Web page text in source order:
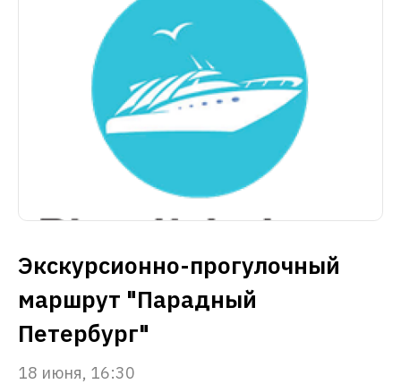
Экскурсионно-прогулочный
маршрут "Парадный
Петербург"
18 июня, 16:30